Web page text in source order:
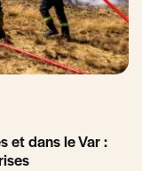
et dans le Var :